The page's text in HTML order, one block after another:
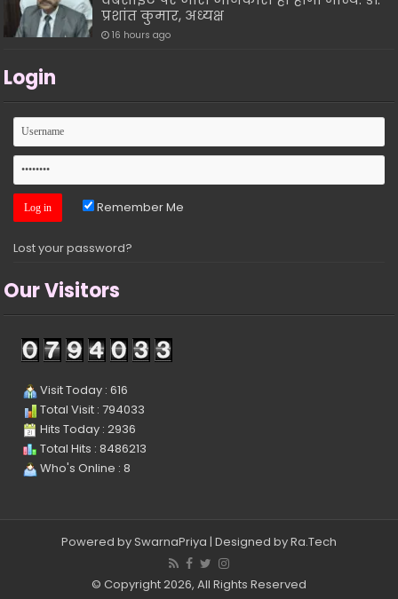
प्रशांत कुमार, अध्यक्ष
16 hours ago
Login
Remember Me
Lost your password?
Our Visitors
Visit Today : 616
Total Visit : 794033
Hits Today : 2936
Total Hits : 8486213
Who's Online : 8
Powered by SwarnaPriya | Designed byRa.Tech
© Copyright 2026, All Rights Reserved